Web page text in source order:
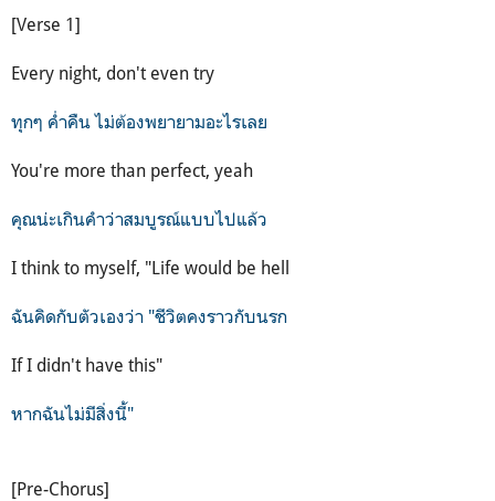
[Verse 1]
Every night, don't even try
ทุกๆ ค่ำคืน ไม่ต้องพยายามอะไรเลย
You're more than perfect, yeah
คุณน่ะเกินคำว่าสมบูรณ์แบบไปแล้ว
I think to myself, "Life would be hell
ฉันคิดกับตัวเองว่า "ชีวิตคงราวกับนรก
If I didn't have this"
หากฉันไม่มีสิ่งนี้"
[Pre-Chorus]